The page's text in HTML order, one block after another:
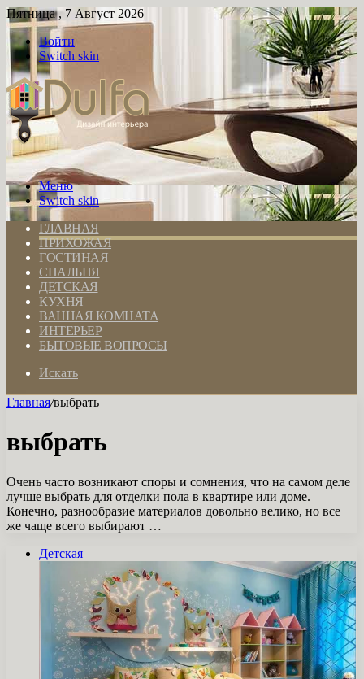
Пятница , 7 Август 2026
Войти
Switch skin
Меню
Switch skin
ГЛАВНАЯ
ПРИХОЖАЯ
ГОСТИНАЯ
СПАЛЬНЯ
ДЕТСКАЯ
КУХНЯ
ВАННАЯ КОМНАТА
ИНТЕРЬЕР
БЫТОВЫЕ ВОПРОСЫ
Искать
Главная/выбрать
выбрать
Очень часто возникают споры и сомнения, что на самом деле
лучше выбрать для отделки пола в квартире или доме.
Конечно, разнообразие материалов довольно велико, но все
же чаще всего выбирают …
Детская